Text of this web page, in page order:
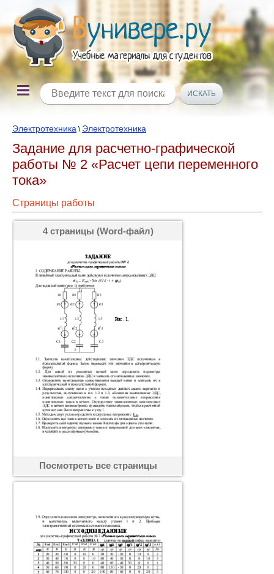
Электротехника \ Электротехника
Задание для расчетно-графической
работы № 2 «Расчет цепи переменного
тока»
Страницы работы
4 страницы (Word-файл)
Посмотреть все страницы